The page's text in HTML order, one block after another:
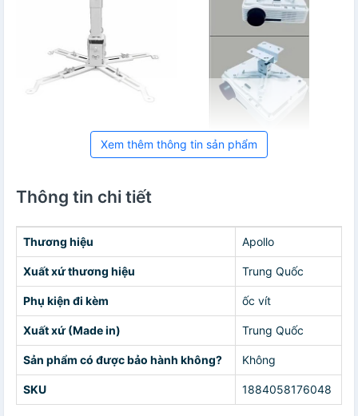
Xem thêm thông tin sản phẩm
Thông tin chi tiết
Thương hiệu Apollo
Xuất xứ thương hiệu Trung Quốc
Phụ kiện đi kèm ốc vít
Xuất xứ (Made in) Trung Quốc
Sản phẩm có được bảo hành không? Không
SKU 1884058176048